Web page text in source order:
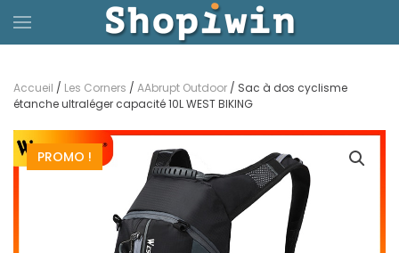
au
contenu
Accueil / Les Corners / AAbrupt Outdoor / Sac à dos cyclisme
étanche ultraléger capacité 10L WEST BIKING
PROMO !